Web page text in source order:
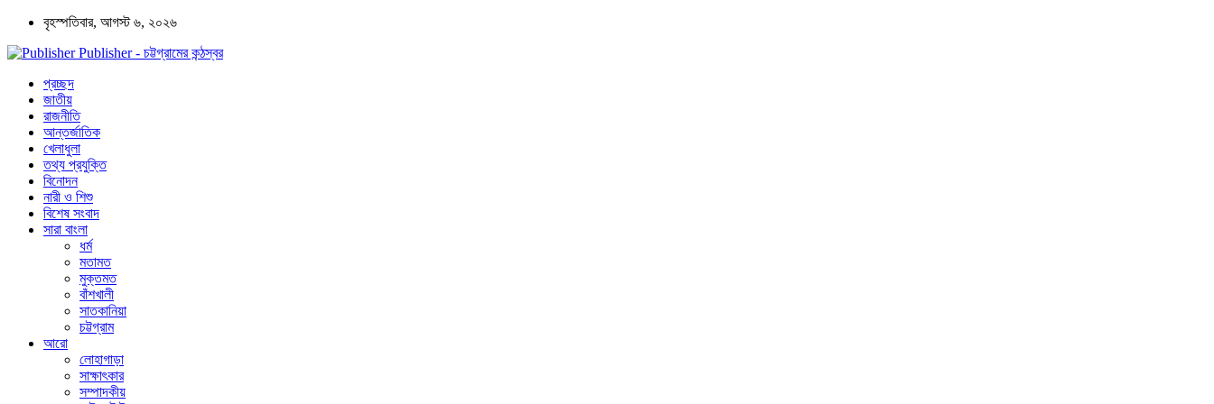
বৃহস্পতিবার, আগস্ট ৬, ২০২৬
Publisher - চট্টগ্রামের কন্ঠস্বর
প্রচ্ছদ
জাতীয়
রাজনীতি
আন্তর্জাতিক
খেলাধুলা
তথ্য প্রযুক্তি
বিনোদন
নারী ও শিশু
বিশেষ সংবাদ
সারা বাংলা
ধর্ম
মতামত
মুক্তমত
বাঁশখালী
সাতকানিয়া
চট্টগ্রাম
আরো
লোহাগাড়া
সাক্ষাৎকার
সম্পাদকীয়